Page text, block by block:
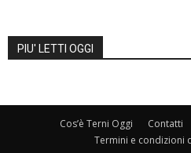
PIU' LETTI OGGI
Cos’è Terni Oggi Contatti
Termini e condizioni